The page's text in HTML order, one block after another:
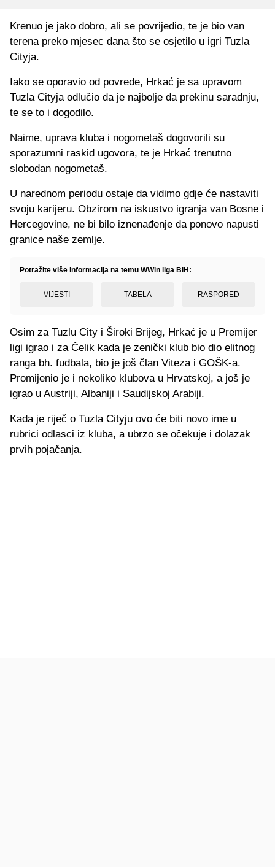
Krenuo je jako dobro, ali se povrijedio, te je bio van
terena preko mjesec dana što se osjetilo u igri Tuzla
Cityja.
Iako se oporavio od povrede, Hrkać je sa upravom
Tuzla Cityja odlučio da je najbolje da prekinu saradnju,
te se to i dogodilo.
Naime, uprava kluba i nogometaš dogovorili su
sporazumni raskid ugovora, te je Hrkać trenutno
slobodan nogometaš.
U narednom periodu ostaje da vidimo gdje će nastaviti
svoju karijeru. Obzirom na iskustvo igranja van Bosne i
Hercegovine, ne bi bilo iznenađenje da ponovo napusti
granice naše zemlje.
Potražite više informacija na temu WWin liga BiH:
VIJESTI TABELA RASPORED
Osim za Tuzlu City i Široki Brijeg, Hrkać je u Premijer
ligi igrao i za Čelik kada je zenički klub bio dio elitnog
ranga bh. fudbala, bio je još član Viteza i GOŠK-a.
Promijenio je i nekoliko klubova u Hrvatskoj, a još je
igrao u Austriji, Albaniji i Saudijskoj Arabiji.
Kada je riječ o Tuzla Cityju ovo će biti novo ime u
rubrici odlasci iz kluba, a ubrzo se očekuje i dolazak
prvih pojačanja.